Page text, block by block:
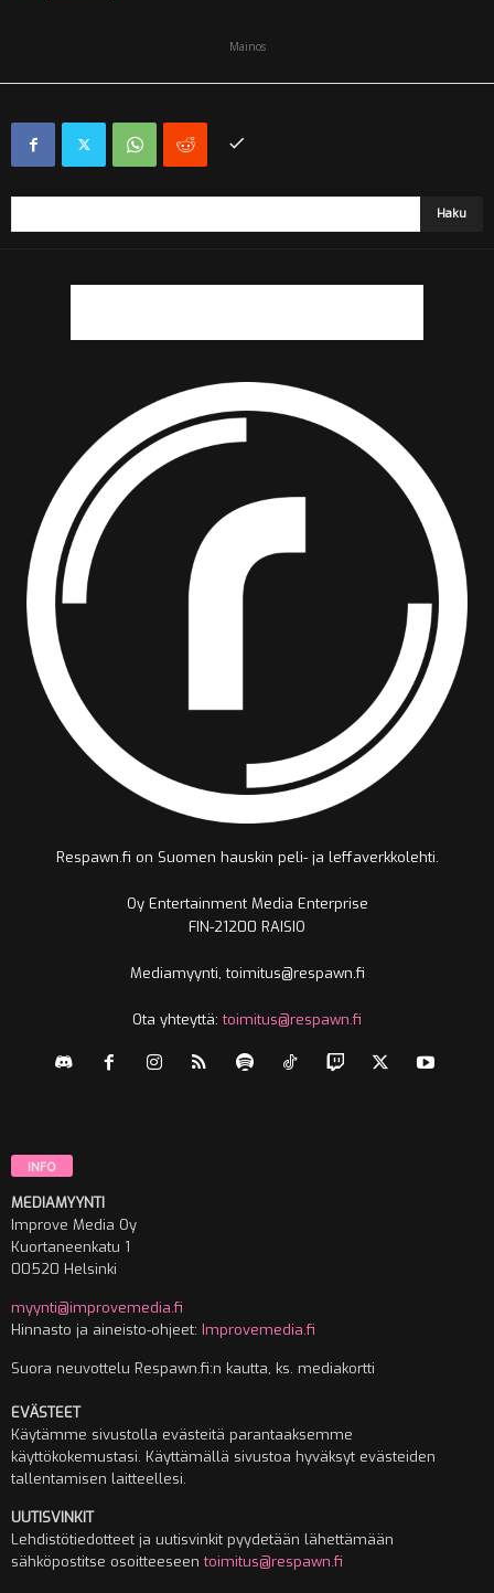
Mainos
Respawn.fi on Suomen hauskin peli- ja leffaverkkolehti.
Oy Entertainment Media Enterprise
FIN-21200 RAISIO
Mediamyynti, toimitus@respawn.fi
Ota yhteyttä:toimitus@respawn.fi
INFO
MEDIAMYYNTI
Improve Media Oy
Kuortaneenkatu 1
00520 Helsinki
myynti@improvemedia.fi
Hinnasto ja aineisto-ohjeet: Improvemedia.fi
Suora neuvottelu Respawn.fi:n kautta, ks. mediakortti
EVÄSTEET
Käytämme sivustolla evästeitä parantaaksemme
käyttökokemustasi. Käyttämällä sivustoa hyväksyt evästeiden
tallentamisen laitteellesi.
UUTISVINKIT
Lehdistötiedotteet ja uutisvinkit pyydetään lähettämään
sähköpostitse osoitteeseentoimitus@respawn.fi